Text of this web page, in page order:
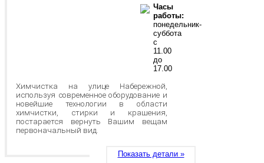
Часы
работы:
понедельник-
суббота
с
11.00
до
17.00
Химчистка на улице Набережной,
используя современное оборудование и
новейшие технологии в области
химчистки, стирки и крашения,
постарается вернуть Вашим вещам
первоначальный вид.
Показать детали »